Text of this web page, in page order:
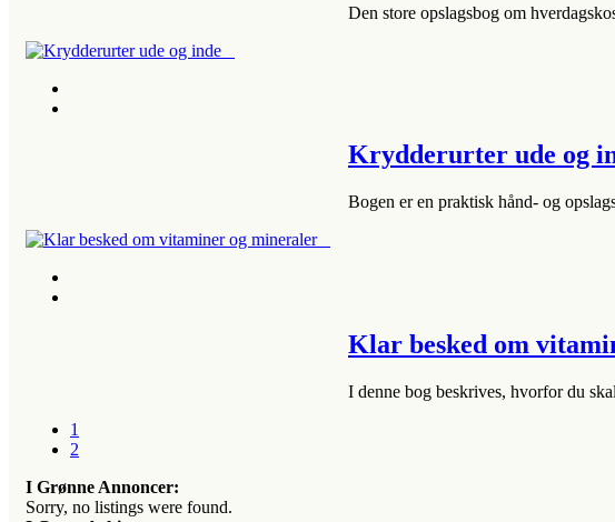
Den store opslagsbog om
Krydderurter ude og
Bogen er en praktisk hånd- og
Klar besked om
I denne bog beskrives, hvorfor du
1
2
I Grønne Annoncer:
Sorry, no listings were found.